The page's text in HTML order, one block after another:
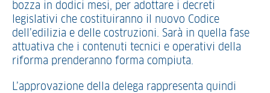
bozza in dodici mesi, per adottare i decreti
legislativi che costituiranno il nuovo Codice
dell’edilizia e delle costruzioni. Sarà in quella fase
attuativa che i contenuti tecnici e operativi della
riforma prenderanno forma compiuta.
L’approvazione della delega rappresenta quindi